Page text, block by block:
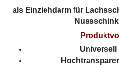
als Einziehdarm für
Universell